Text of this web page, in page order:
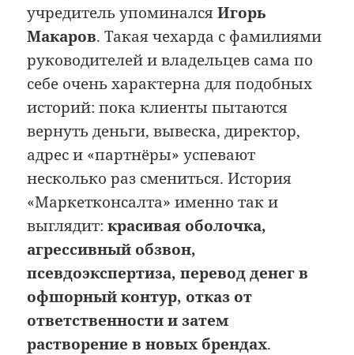
учредитель упоминалсяИгорь
Макаров. Такая чехарда с фамилиями
руководителей и владельцев сама по
себе очень характерна для подобных
историй: пока клиенты пытаются
вернуть деньги, вывеска, директор,
адрес и «партнёры» успевают
несколько раз смениться. История
«Маркетконсалта» именно так и
выглядит:красивая оболочка,
агрессивный обзвон,
псевдоэкспертиза, перевод денег в
офшорный контур, отказ от
ответственности и затем
растворение в новых брендах.